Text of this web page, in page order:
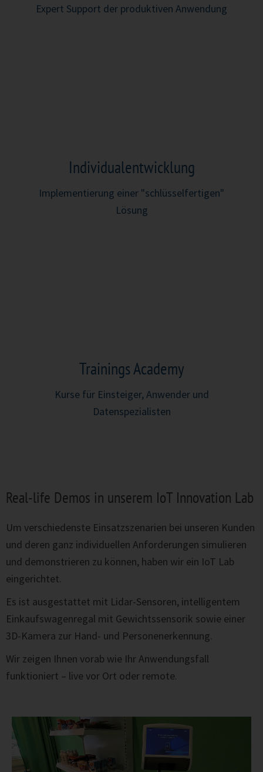
Expert Support der produktiven Anwendung​
Individualentwicklung
Implementierung einer "schlüsselfertigen"
Lösung
Trainings Academy
Kurse für Einsteiger, Anwender und
Datenspezialisten
Real-life Demos in unserem IoT Innovation Lab
Um verschiedenste Einsatzszenarien bei unseren Kunden
und deren ganz individuellen Anforderungen simulieren
und demonstrieren zu können, haben wir ein IoT Lab
eingerichtet.
Es ist ausgestattet mit Lidar-Sensoren, intelligentem
Einkaufswagenregal mit Gewichtssensorik sowie einer
3D-Kamera zur Hand- und Personenerkennung.
Wir zeigen Ihnen vorab wie Ihr Anwendungsfall
funktioniert – live vor Ort oder remote.